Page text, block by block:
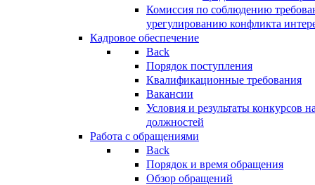
Комиссия по соблюдению
урегулированию конфликта
Кадровое обеспечение
Back
Порядок поступления
Квалификационные требования
Вакансии
Условия и результаты конкурсов
должностей
Работа с обращениями
Back
Порядок и время обращения
Обзор обращений